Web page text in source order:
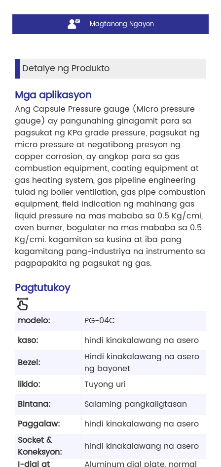
Magtanong Ngayon
Detalye ng Produkto
Mga aplikasyon
Ang Capsule Pressure gauge (Micro pressure
gauge) ay pangunahing ginagamit para sa
pagsukat ng KPa grade pressure, pagsukat ng
micro pressure at negatibong presyon ng
copper corrosion, ay angkop para sa gas
combustion equipment, coating equipment at
gas heating system, gas pipeline engineering
tulad ng boiler ventilation, gas pipe combustion
equipment, field indication ng mahinang gas
liquid pressure na mas mababa sa 0.5 Kg/cmi,
oven burner, bogulater na mas mababa sa 0.5
Kg/cmi. kagamitan sa kusina at iba pang
kagamitang pang-industriya na instrumento sa
pagpapakita ng pagsukat ng gas.
Pagtutukoy
modelo:
PG-04C
kaso:
hindi kinakalawang na asero
Bezel:
Hindi kinakalawang na asero
ng bayonet
likido:
Tuyong uri
Bintana:
Salaming pangkaligtasan
Paggalaw:
hindi kinakalawang na asero
Socket &
Koneksyon:
hindi kinakalawang na asero